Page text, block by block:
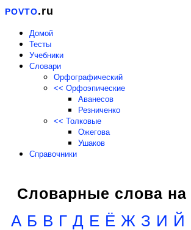
POVTO.ru
Домой
Тесты
Учебники
Словари
Орфографический
<< Орфоэпические
Аванесов
Резниченко
<< Толковые
Ожегова
Ушаков
Справочники
Словарные слова на
А Б В Г Д Е Ё Ж З И Й